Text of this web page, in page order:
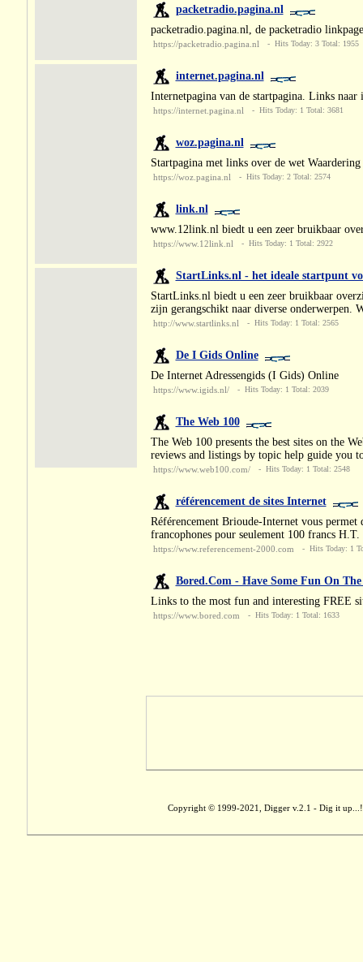
packetradio.pagina.nl
packetradio.pagina.nl, de packetradio
https://packetradio.pagina.nl - Hits Today: 3 Total: 1955
internet.pagina.nl
Internetpagina van de startpagina. Links naar
https://internet.pagina.nl - Hits Today: 1 Total: 3681
woz.pagina.nl
Startpagina met links over de wet
https://woz.pagina.nl - Hits Today: 2 Total: 2574
link.nl
www.12link.nl biedt u een zeer bruikbaar
https://www.12link.nl - Hits Today: 1 Total: 2922
StartLinks.nl - het ideale startpunt
StartLinks.nl biedt u een zeer bruikbaar
zijn gerangschikt naar diverse onderwerpen.
http://www.startlinks.nl - Hits Today: 1 Total: 2565
De I Gids Online
De Internet Adressengids (I Gids) Online
https://www.igids.nl/ - Hits Today: 1 Total: 2039
The Web 100
The Web 100 presents the best sites on the
reviews and listings by topic help guide you
https://www.web100.com/ - Hits Today: 1 Total: 2548
référencement de sites Internet
Référencement Brioude-Internet vous permet
francophones pour seulement 100 francs
https://www.referencement-2000.com - Hits Today: 1
Bored.Com - Have Some Fun On
Links to the most fun and interesting FREE
https://www.bored.com - Hits Today: 1 Total: 1633
Copyright © 1999-2021, Digger v.2.1 - Dig it